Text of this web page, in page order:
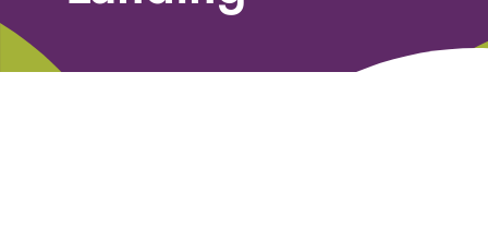
Fundraising Academy